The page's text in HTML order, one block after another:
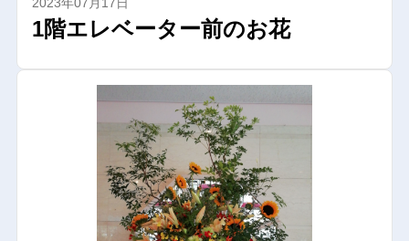
1階エレベーター前のお花